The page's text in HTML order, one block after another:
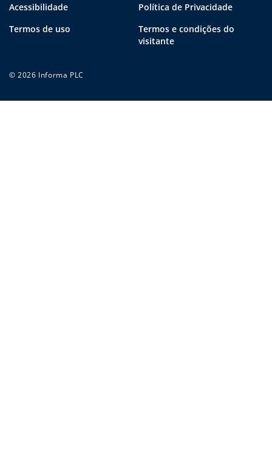
Acessibilidade
Política de Privacidade
Termos de uso
Termos e condições do
visitante
© 2026 Informa PLC